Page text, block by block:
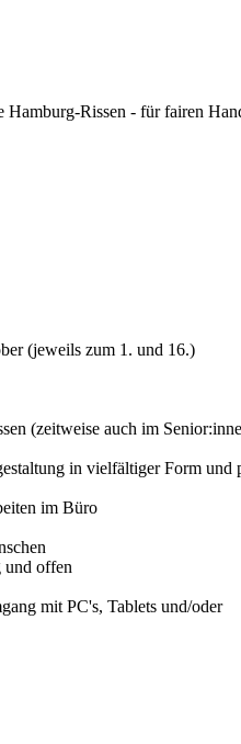
Rissen - für fairen
(jeweils zum 1. und 16.)
(zeitweise auch im
in vielfältiger Form und
im Büro
und offen
mit PC's, Tablets und/oder